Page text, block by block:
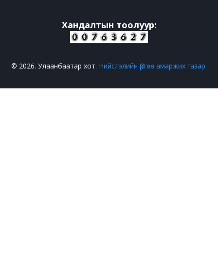
Хандалтын тоолуур:
© 2026. Улаанбаатар хот. Нийслэлийн Өргөө амаржих газар.